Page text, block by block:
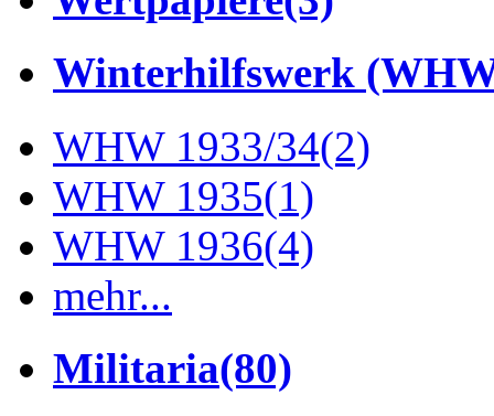
Winterhilfswerk
WHW 1933/34(2)
WHW 1935(1)
WHW 1936(4)
mehr...
Militaria(80)